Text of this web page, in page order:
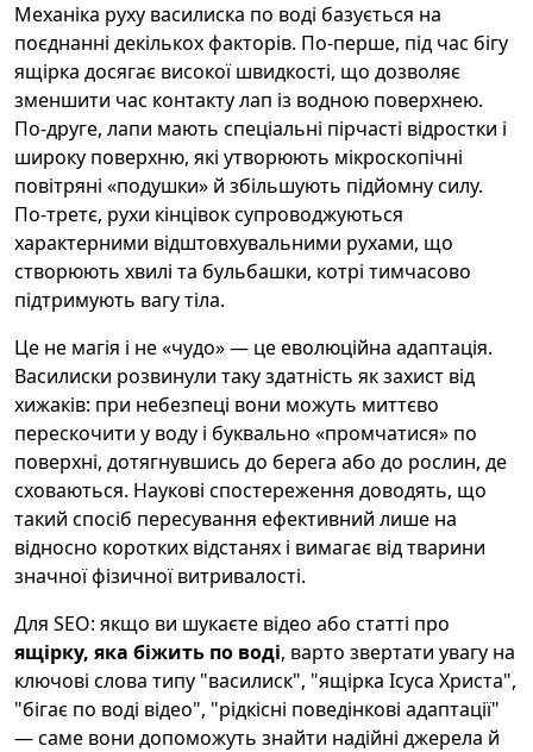
Механіка руху василиска по воді базується на
поєднанні декількох факторів. По-перше, під час бігу
ящірка досягає високої швидкості, що дозволяє
зменшити час контакту лап із водною поверхнею.
По-друге, лапи мають спеціальні пірчасті відростки і
широку поверхню, які утворюють мікроскопічні
повітряні «подушки» й збільшують підйомну силу.
По-третє, рухи кінцівок супроводжуються
характерними відштовхувальними рухами, що
створюють хвилі та бульбашки, котрі тимчасово
підтримують вагу тіла.
Це не магія і не «чудо» — це еволюційна адаптація.
Василиски розвинули таку здатність як захист від
хижаків: при небезпеці вони можуть миттєво
перескочити у воду і буквально «промчатися» по
поверхні, дотягнувшись до берега або до рослин, де
сховаються. Наукові спостереження доводять, що
такий спосіб пересування ефективний лише на
відносно коротких відстанях і вимагає від тварини
значної фізичної витривалості.
Для SEO: якщо ви шукаєте відео або статті про
ящірку, яка біжить по воді, варто звертати увагу на
ключові слова типу "василиск", "ящірка Ісуса Христа",
"бігає по воді відео", "рідкісні поведінкові адаптації"
— саме вони допоможуть знайти надійні джерела й